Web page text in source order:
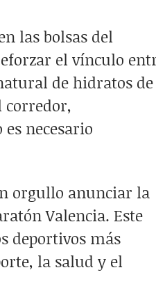
las bolsas del
el vínculo
de hidratos de
corredor,
necesario
orgullo anunciar la
Valencia. Este
deportivos más
la salud y el